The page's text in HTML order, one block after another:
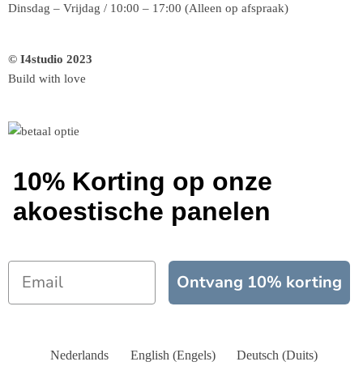
Dinsdag – Vrijdag / 10:00 – 17:00 (Alleen op afspraak)
© I4studio 2023
Build with love
10% Korting op onze
akoestische panelen
Ontvang 10% korting
Nederlands English (Engels) Deutsch (Duits)